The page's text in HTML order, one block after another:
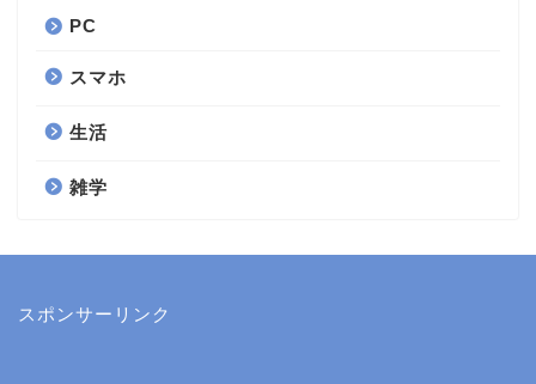
PC
スマホ
生活
雑学
スポンサーリンク